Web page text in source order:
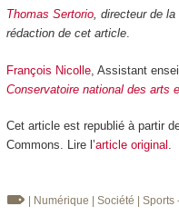
Thomas Sertorio, directeur de la
rédaction de cet article.
François Nicolle, Assistant
Conservatoire national des arts
Cet article est republié à partir
Commons. Lire l’article original .
| Numérique | Société |